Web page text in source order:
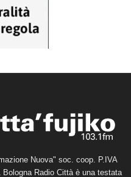
Nuova" soc. coop. P.IVA
Radio Città è una testata